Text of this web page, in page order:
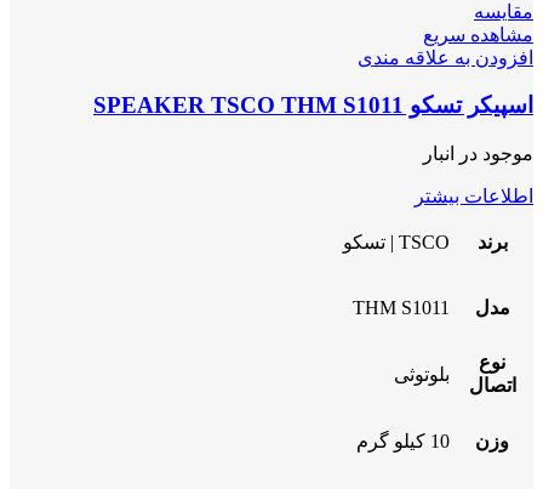
مقایسه
مشاهده سریع
افزودن به علاقه مندی
اسپیکر تسکو SPEAKER TSCO THM S1011
موجود در انبار
اطلاعات بیشتر
برند TSCO | تسکو
مدل THM S1011
نوع
اتصال
بلوتوثی
وزن 10 کیلو گرم